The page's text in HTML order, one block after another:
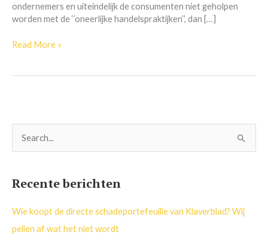
ondernemers en uiteindelijk de consumenten niet geholpen
worden met de ‘’oneerlijke handelspraktijken’’, dan […]
Read More »
n
a
Recente berichten
Wie koopt de directe schadeportefeuille van Klaverblad? Wij
pellen af wat het niet wordt